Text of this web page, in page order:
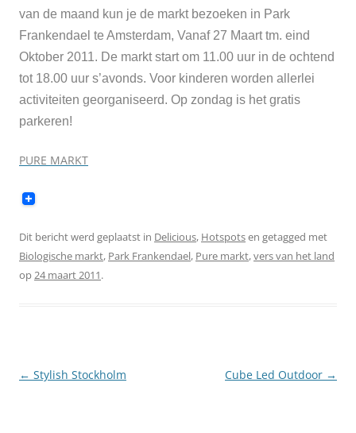
van de maand kun je de markt bezoeken in Park
Frankendael te Amsterdam, Vanaf 27 Maart tm. eind
Oktober 2011. De markt start om 11.00 uur in de ochtend
tot 18.00 uur s’avonds. Voor kinderen worden allerlei
activiteiten georganiseerd. Op zondag is het gratis
parkeren!
PURE MARKT
Dit bericht werd geplaatst in Delicious, Hotspotsen getagged met
Biologische markt, Park Frankendael, Pure markt,vers van het land
op24 maart 2011.
Berichtnavigatie
← Stylish Stockholm Cube Led Outdoor →